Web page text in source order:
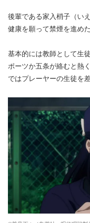
後輩である家入梢子（い
健康を願って禁煙を進め
基本的には教師として生
ポーツか五条が絡むと熱
ではプレーヤーの生徒を